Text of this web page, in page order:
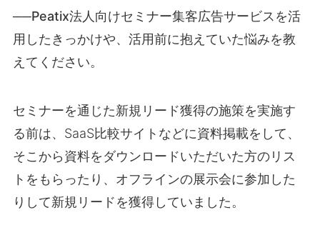
──Peatix法人向けセミナー集客広告サービスを活
用したきっかけや、活用前に抱えていた悩みを教
えてください。
セミナーを通じた新規リード獲得の施策を実施す
る前は、SaaS比較サイトなどに資料掲載をして、
そこから資料をダウンロードいただいた方のリス
トをもらったり、オフラインの展示会に参加した
りして新規リードを獲得していました。